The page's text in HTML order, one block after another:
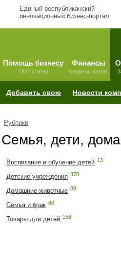
Единый республиканский
инновационный бизнес-портал
Помощь бизнесу
1837 статей
Финансы
Кредиты, лизинг
Добавить свою Новости
Рубрики
Семья, дети,
Воспитание и обучение детей 13
Детские учреждения 870
Домашние животные 39
Семья и брак 80
Товары для детей 158